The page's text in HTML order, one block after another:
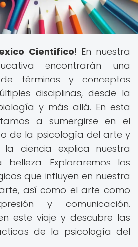
Cientifico! En nuestra
encontrarán una
términos y conceptos
disciplinas, desde la
y más allá. En esta
a sumergirse en el
de la psicología del arte y
la ciencia explica nuestra
Exploraremos los
que influyen en nuestra
así como el arte como
y comunicación.
este viaje y descubre las
de la psicología del